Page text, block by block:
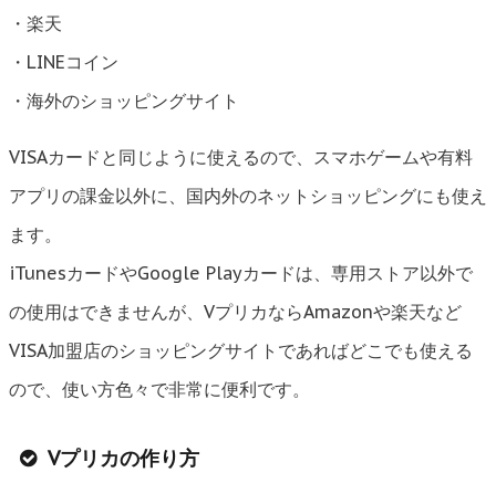
・楽天
・LINEコイン
・海外のショッピングサイト
VISAカードと同じように使えるので、スマホゲームや有料
アプリの課金以外に、国内外のネットショッピングにも使え
ます。
iTunesカードやGoogle Playカードは、専用ストア以外で
の使用はできませんが、VプリカならAmazonや楽天など
VISA加盟店のショッピングサイトであればどこでも使える
ので、使い方色々で非常に便利です。
Vプリカの作り方